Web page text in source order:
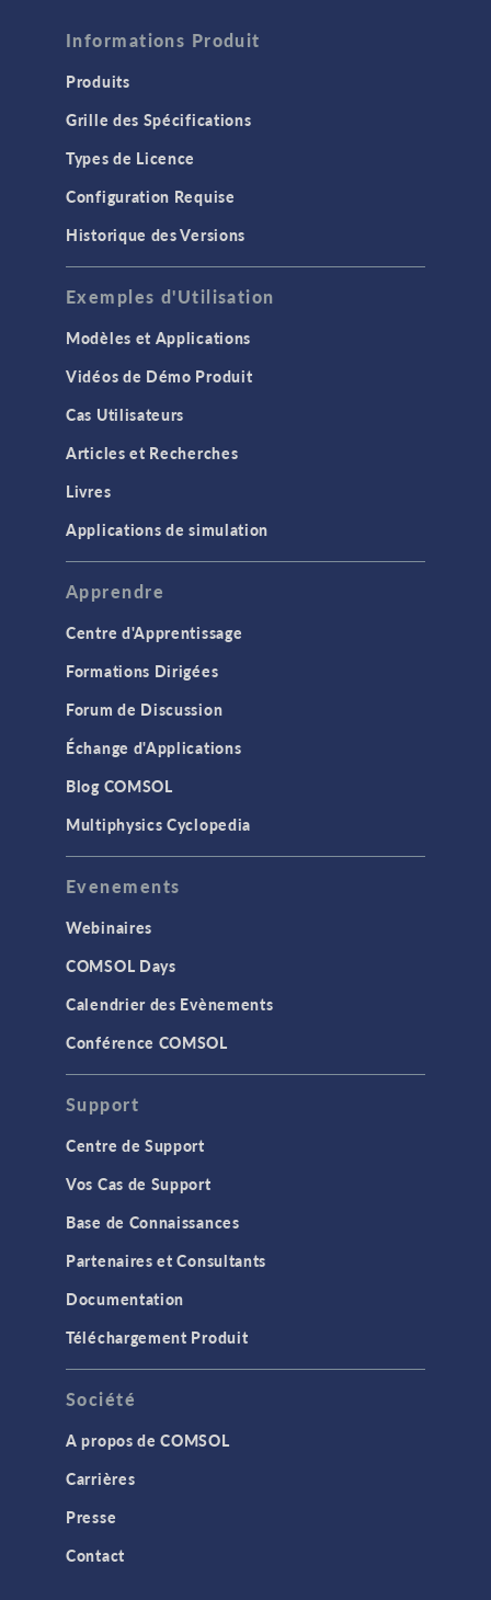
Informations Produit
Produits
Grille des Spécifications
Types de Licence
Configuration Requise
Historique des Versions
Exemples d'Utilisation
Modèles et Applications
Vidéos de Démo Produit
Cas Utilisateurs
Articles et Recherches
Livres
Applications de simulation
Apprendre
Centre d'Apprentissage
Formations Dirigées
Forum de Discussion
Échange d'Applications
Blog COMSOL
Multiphysics Cyclopedia
Evenements
Webinaires
COMSOL Days
Calendrier des Evènements
Conférence COMSOL
Support
Centre de Support
Vos Cas de Support
Base de Connaissances
Partenaires et Consultants
Documentation
Téléchargement Produit
Société
A propos de COMSOL
Carrières
Presse
Contact